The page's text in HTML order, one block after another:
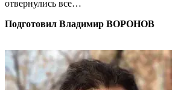
отвернулись все…
Подготовил Владимир ВОРОНОВ